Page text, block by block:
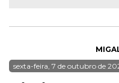
sexta-feira, 7 de outubro de